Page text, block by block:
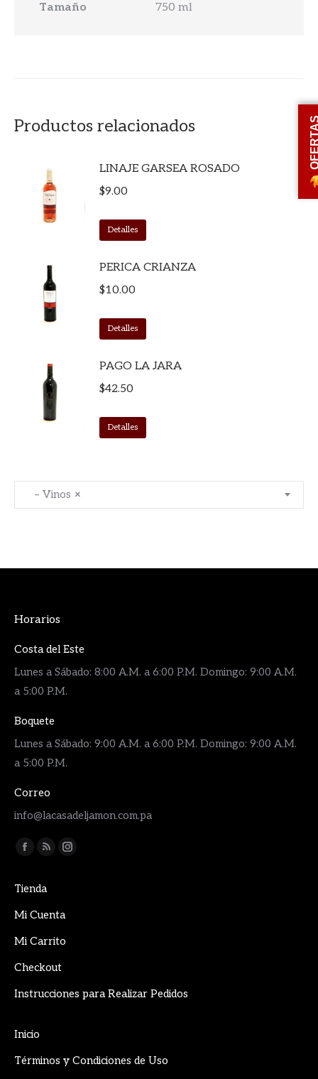
Tamaño 750 ml
Productos relacionados
LINAJE GARSEA ROSADO
$9.00
Detalles
PERICA CRIANZA
$10.00
Detalles
PAGO LA JARA
$42.50
Detalles
×
– Vinos
Horarios
Costa del Este
Lunes a Sábado: 8:00 A.M. a 6:00 P.M. Domingo: 9:00 A.M.
a 5:00 P.M.
Boquete
Lunes a Sábado: 9:00 A.M. a 6:00 P.M. Domingo: 9:00 A.M.
a 5:00 P.M.
Correo
info@lacasadeljamon.com.pa
Encuéntranos en:
Facebook
opens
in
window
Rss
opens
in
window
Instagram
Tienda
Mi Cuenta
Mi Carrito
Checkout
Instrucciones para Realizar Pedidos
Inicio
Términos y Condiciones de Uso